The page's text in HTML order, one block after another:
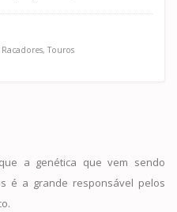
Touros
a genética que vem sendo
é a grande responsável pelos